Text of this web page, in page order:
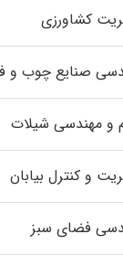
کشاورزی
صنایع چوب و
و مهندسی شیلات
و کنترل بیابان
فضای سبز